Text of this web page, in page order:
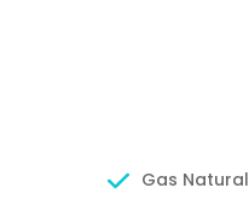
Gas Natural